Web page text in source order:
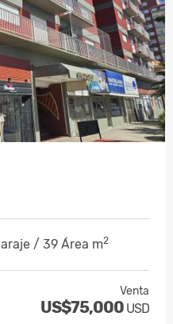
/ 39 Área m2
Venta
US$75,000 USD